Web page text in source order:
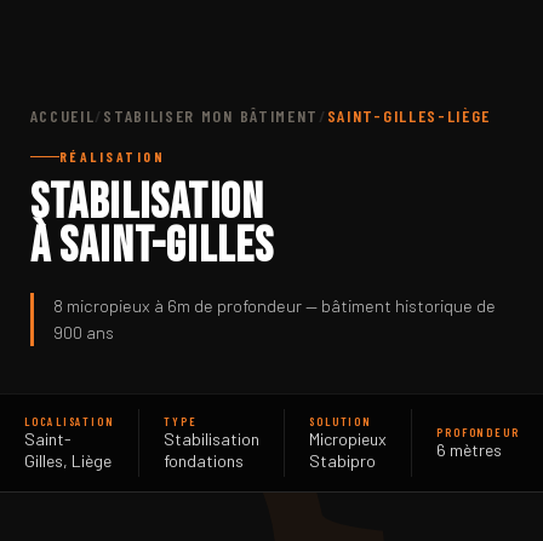
ACCUEIL/ STABILISER MON BÂTIMENT / SAINT-GILLES-LIÈGE
RÉALISATION
Stabilisation
à Saint-Gilles
8 micropieux à 6m de profondeur — bâtiment historique de
900 ans
LOCALISATION
Saint-
Gilles, Liège
TYPE
Stabilisation
fondations
SOLUTION
Micropieux
Stabipro
PROFONDEUR
6 mètres